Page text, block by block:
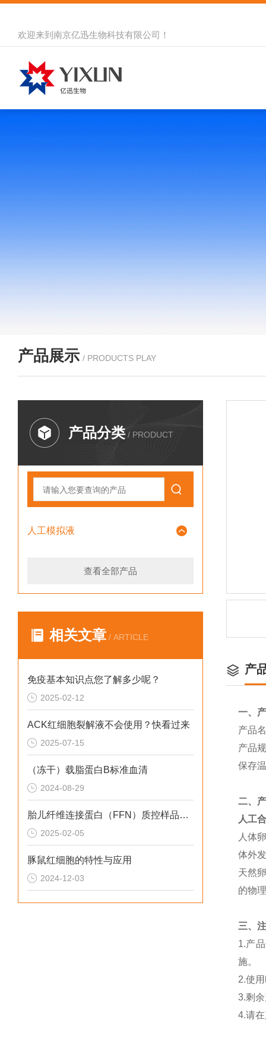
欢迎来到 南京亿迅生物科技有限公司 ！
产品展示 / PRODUCTS PLAY
产品分类 / PRODUCT
人工模拟液
查看全部产品
相关文章 / ARTICLE
免疫基本知识点您了解多少呢？
2025-02-12
ACK红细胞裂解液不会使用？快看过来
2025-07-15
（冻干）载脂蛋白B标准血清
2024-08-29
胎儿纤维连接蛋白（FFN）质控样品浓度
2025-02-05
豚鼠红细胞的特性与应用
2024-12-03
产
一、
产品
产品
保存
二、
人工
人体
体外
天然
的物
三、
1.产
施。
2.使
3.剩
4.请